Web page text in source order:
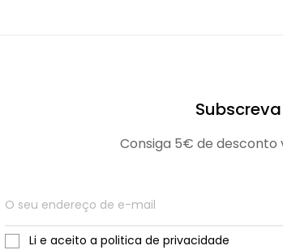
Consiga 5€ de desconto
Li e aceito a politica de privacidade